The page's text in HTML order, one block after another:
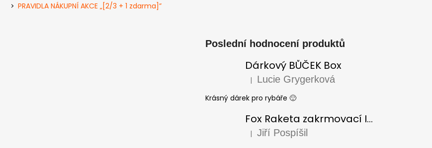
PRAVIDLA NÁKUPNÍ AKCE „[2/3 + 1 zdarma]”
Poslední hodnocení produktů
Dárkový BŮČEK Box
Hodnocení produktu je 5 z 5 hvězdiček.
| Lucie Grygerková
Krásný dárek pro rybáře 🙂
Fox Raketa zakrmovací Impact Spod
Hodnocení produktu je 5 z 5 hvězdiček.
| Jiří Pospíšil